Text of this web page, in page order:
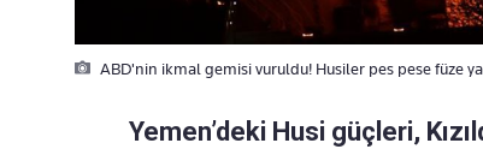
ABD'nin ikmal gemisi vuruldu! Husiler pes pese füze
Yemen’deki Husi güçleri,